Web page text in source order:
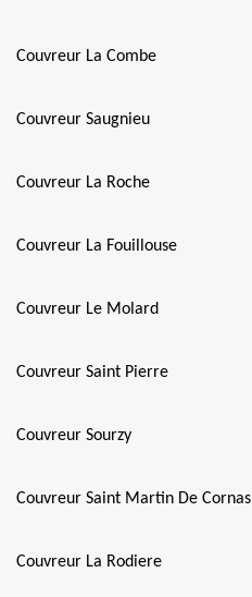
Couvreur La Combe
Couvreur Saugnieu
Couvreur La Roche
Couvreur La Fouillouse
Couvreur Le Molard
Couvreur Saint Pierre
Couvreur Sourzy
Couvreur Saint Martin De Cornas
Couvreur La Rodiere